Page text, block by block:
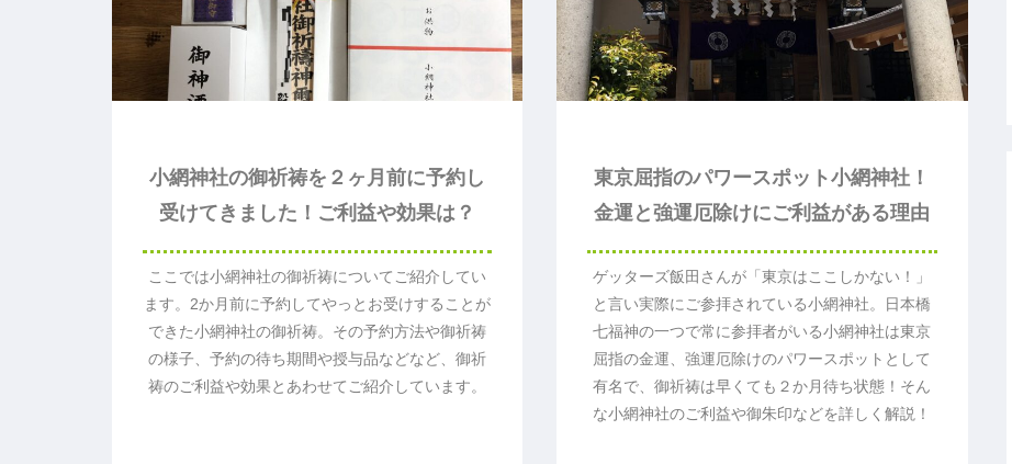
小網神社の御祈祷を２ヶ月前に予約し
受けてきました！ご利益や効果は？
ここでは小網神社の御祈祷についてご紹介してい
ます。2か月前に予約してやっとお受けすることが
できた小網神社の御祈祷。その予約方法や御祈祷
の様子、予約の待ち期間や授与品などなど、御祈
祷のご利益や効果とあわせてご紹介しています。
東京屈指のパワースポット小網神社！
金運と強運厄除けにご利益がある理由
ゲッターズ飯田さんが「東京はここしかない！」
と言い実際にご参拝されている小網神社。日本橋
七福神の一つで常に参拝者がいる小網神社は東京
屈指の金運、強運厄除けのパワースポットとして
有名で、御祈祷は早くても２か月待ち状態！そん
な小網神社のご利益や御朱印などを詳しく解説！